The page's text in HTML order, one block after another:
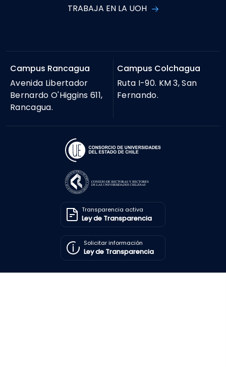
TRABAJA EN LA UOH
Campus Rancagua
Avenida Libertador
Bernardo O'Higgins 611,
Rancagua.
Campus Colchagua
Ruta I-90. KM 3, San
Fernando.
Transparencia activa
Ley de Transparencia
Solicitar información
Ley de Transparencia